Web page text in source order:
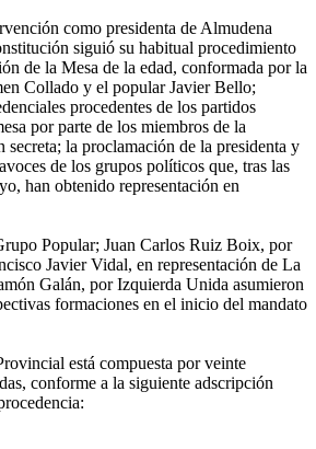
como presidenta de Almudena
siguió su habitual procedimiento
de la Mesa de la edad, conformada por la
Collado y el popular Javier Bello;
procedentes de los partidos
por parte de los miembros de la
la proclamación de la presidenta y
de los grupos políticos que, tras las
han obtenido representación en
Popular; Juan Carlos Ruiz Boix, por
Javier Vidal, en representación de La
Galán, por Izquierda Unida asumieron
formaciones en el inicio del mandato
está compuesta por veinte
conforme a la siguiente adscripción